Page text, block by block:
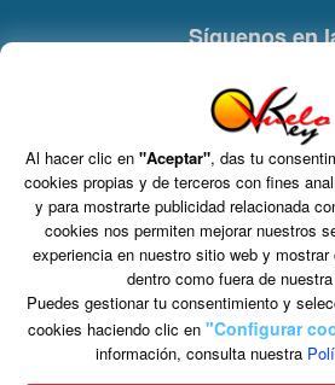
Síguenos en
Enlace
a
Enlace
a
Grupo VDT - Viajes Dominicana Tours.
S.L. Tomo 15717, Folio 126, Hoja
C/ Marie Curie 5 Edificio Alpha 3ª planta,
Al hacer clic en "Aceptar", das tu
cookies propias y de terceros con fines
y para mostrarte publicidad relacionada
cookies nos permiten mejorar nuestros
experiencia en nuestro sitio web y
dentro como fuera de
Puedes gestionar tu consentimiento y
cookies haciendo clic en "Configurar
información, consulta nuestra